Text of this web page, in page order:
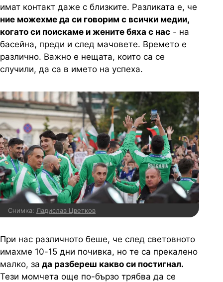
имат контакт даже с близките. Разликата е, че
ние можехме да си говорим с всички медии,
когато си поискаме и жените бяха с нас - на
басейна, преди и след мачовете. Времето е
различно. Важно е нещата, които са се
случили, да са в името на успеха.
Снимка: Ладислав Цветков
При нас различното беше, че след световното
имахме 10-15 дни почивка, но те са прекалено
малко, за да разбереш какво си постигнал.
Тези момчета още по-бързо трябва да се